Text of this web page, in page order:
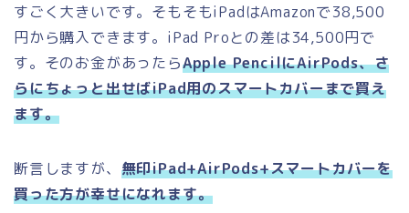
すごく大きいです。そもそもiPadはAmazonで38,500
円から購入できます。iPad Proとの差は34,500円で
す。そのお金があったらApple PencilにAirPods、さ
らにちょっと出せばiPad用のスマートカバーまで買え
ます。
断言しますが、 無印iPad+AirPods+スマートカバーを
買った方が幸せになれます。